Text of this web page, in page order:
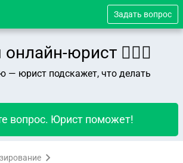
Задать вопрос
юрист 👨🏻‍⚖️
— юрист подскажет, что делать
вопрос. Юрист поможет!